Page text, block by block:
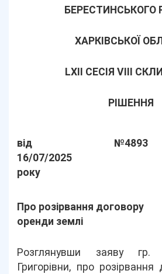
БЕРЕСТИНСЬКОГО
ХАРКІВСЬКОЇ
LХІІ СЕСІЯ VIII
РІШЕННЯ
від
16/07/2025
року
№4893
Про розірвання договору
оренди землі
Розглянувши заяву гр.
Григорівни, про